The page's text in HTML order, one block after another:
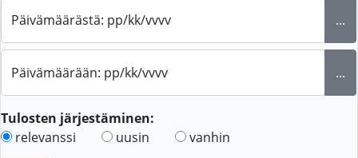
Päivämäärästä: pp/kk/vvvv ...
Päivämäärään: pp/kk/vvvv ...
Tulosten järjestäminen:
relevanssi
uusin vanhin